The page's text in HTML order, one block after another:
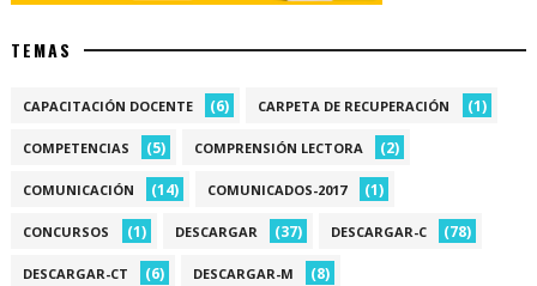
TEMAS
CAPACITACIÓN DOCENTE (6) CARPETA DE RECUPERACIÓN (1)
COMPETENCIAS (5) COMPRENSIÓN LECTORA (2)
COMUNICACIÓN (14) COMUNICADOS-2017 (1)
CONCURSOS (1) DESCARGAR (37) DESCARGAR-C (78)
DESCARGAR-CT (6) DESCARGAR-M (8)